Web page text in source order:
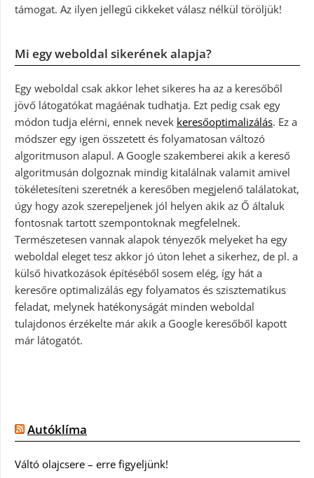
támogat. Az ilyen jellegű cikkeket válasz nélkül töröljük!
Mi egy weboldal sikerének alapja?
Egy weboldal csak akkor lehet sikeres ha az a keresőből
jövő látogatókat magáénak tudhatja. Ezt pedig csak egy
módon tudja elérni, ennek nevek keresőoptimalizálás. Ez a
módszer egy igen összetett és folyamatosan változó
algoritmuson alapul. A Google szakemberei akik a kereső
algoritmusán dolgoznak mindig kitalálnak valamit amivel
tökéletesíteni szeretnék a keresőben megjelenő találatokat,
úgy hogy azok szerepeljenek jól helyen akik az Ő általuk
fontosnak tartott szempontoknak megfelelnek.
Természetesen vannak alapok tényezők melyeket ha egy
weboldal eleget tesz akkor jó úton lehet a sikerhez, de pl. a
külső hivatkozások építéséből sosem elég, így hát a
keresőre optimalizálás egy folyamatos és szisztematikus
feladat, melynek hatékonyságát minden weboldal
tulajdonos érzékelte már akik a Google keresőből kapott
már látogatót.
Autóklíma
Váltó olajcsere – erre figyeljünk!